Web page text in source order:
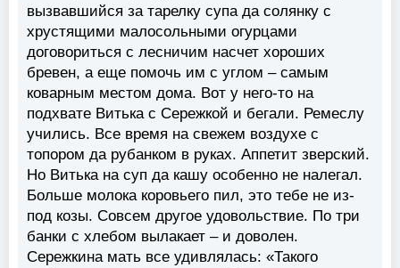
вызвавшийся за тарелку супа да солянку с
хрустящими малосольными огурцами
договориться с лесничим насчет хороших
бревен, а еще помочь им с углом – самым
коварным местом дома. Вот у него-то на
подхвате Витька с Сережкой и бегали. Ремеслу
учились. Все время на свежем воздухе с
топором да рубанком в руках. Аппетит зверский.
Но Витька на суп да кашу особенно не налегал.
Больше молока коровьего пил, это тебе не из-
под козы. Совсем другое удовольствие. По три
банки с хлебом вылакает – и доволен.
Сережкина мать все удивлялась: «Такого